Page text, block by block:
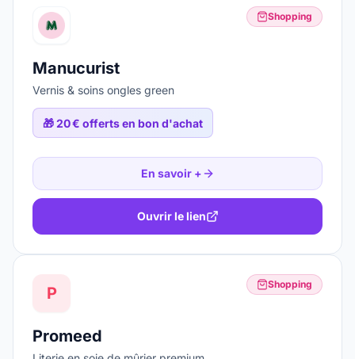
Shopping
Manucurist
Vernis & soins ongles green
🎁20 € offerts en bon d'achat
En savoir +
Ouvrir le lien
P Shopping
Promeed